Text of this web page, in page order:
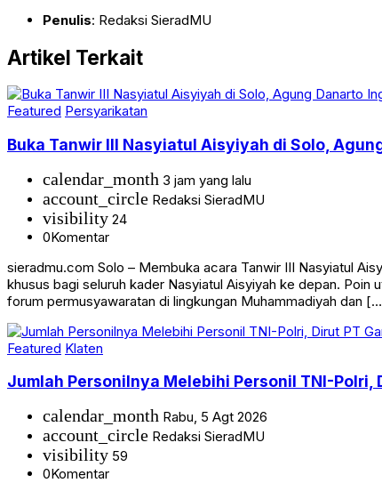
Penulis: Redaksi SieradMU
Artikel Terkait
Featured Persyarikatan
Buka Tanwir III Nasyiatul Aisyiyah di Solo,
calendar_month 3 jam yang lalu
account_circle Redaksi SieradMU
visibility 24
0Komentar
sieradmu.com Solo – Membuka acara Tanwir III Nasyiatul
khusus bagi seluruh kader Nasyiatul Aisyiyah ke depan. Poin
forum permusyawaratan di lingkungan Muhammadiyah dan
Featured Klaten
Jumlah Personilnya Melebihi Personil TNI-
calendar_month Rabu, 5 Agt 2026
account_circle Redaksi SieradMU
visibility 59
0Komentar